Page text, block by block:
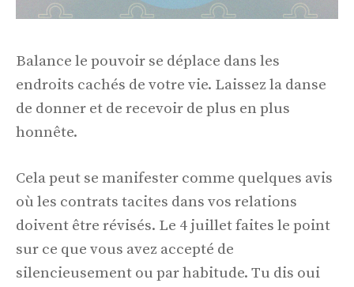
Balance le pouvoir se déplace dans les
endroits cachés de votre vie. Laissez la danse
de donner et de recevoir de plus en plus
honnête.
Cela peut se manifester comme quelques avis
où les contrats tacites dans vos relations
doivent être révisés. Le 4 juillet faites le point
sur ce que vous avez accepté de
silencieusement ou par habitude. Tu dis oui